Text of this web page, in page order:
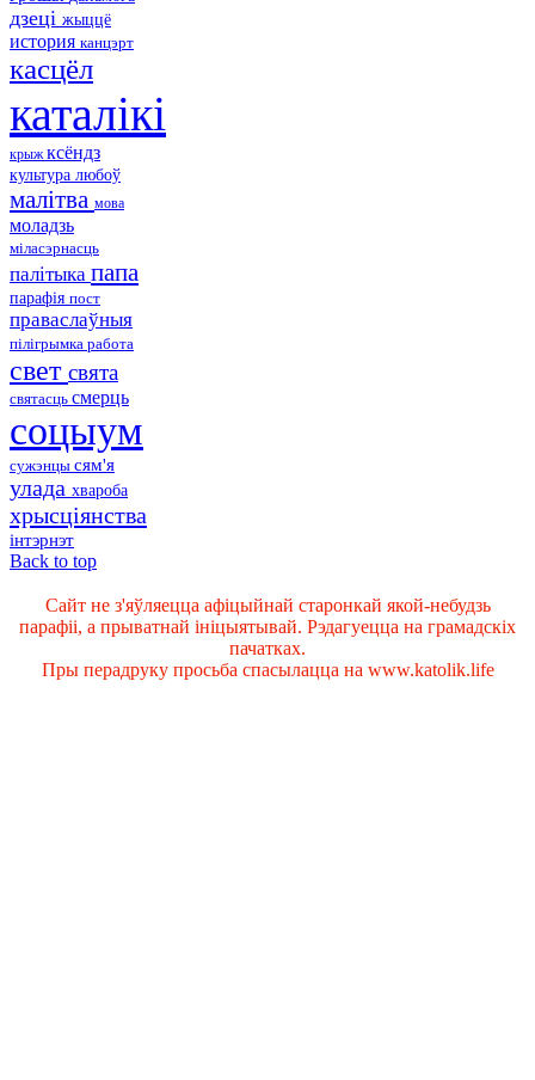
дзеці жыццё
история канцэрт
касцёл
каталікі
крыж ксёндз
культура любоў
малітва мова
моладзь
міласэрнасць
палітыка папа
парафія пост
праваслаўныя
пілігрымка работа
свет свята
святасць смерць
соцыум
сужэнцы сям'я
улада хвароба
хрысціянства
інтэрнэт
Back to top
Сайт не з'яўляецца афіцыйнай старонкай якой-небудзь
парафіі, а прыватнай ініцыятывай. Рэдагуецца на грамадскіх
пачатках.
Пры перадруку просьба спасылацца на www.katolik.life